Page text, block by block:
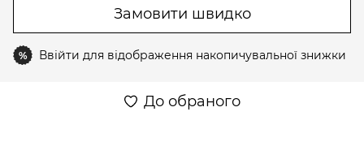
Замовити швидко
% Ввійти для відображення накопичувальної знижки
До обраного